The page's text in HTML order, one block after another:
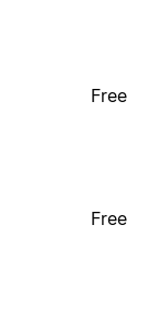
Free
Free